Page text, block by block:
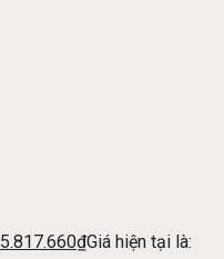
5.817.660₫Giá hiện tại là: